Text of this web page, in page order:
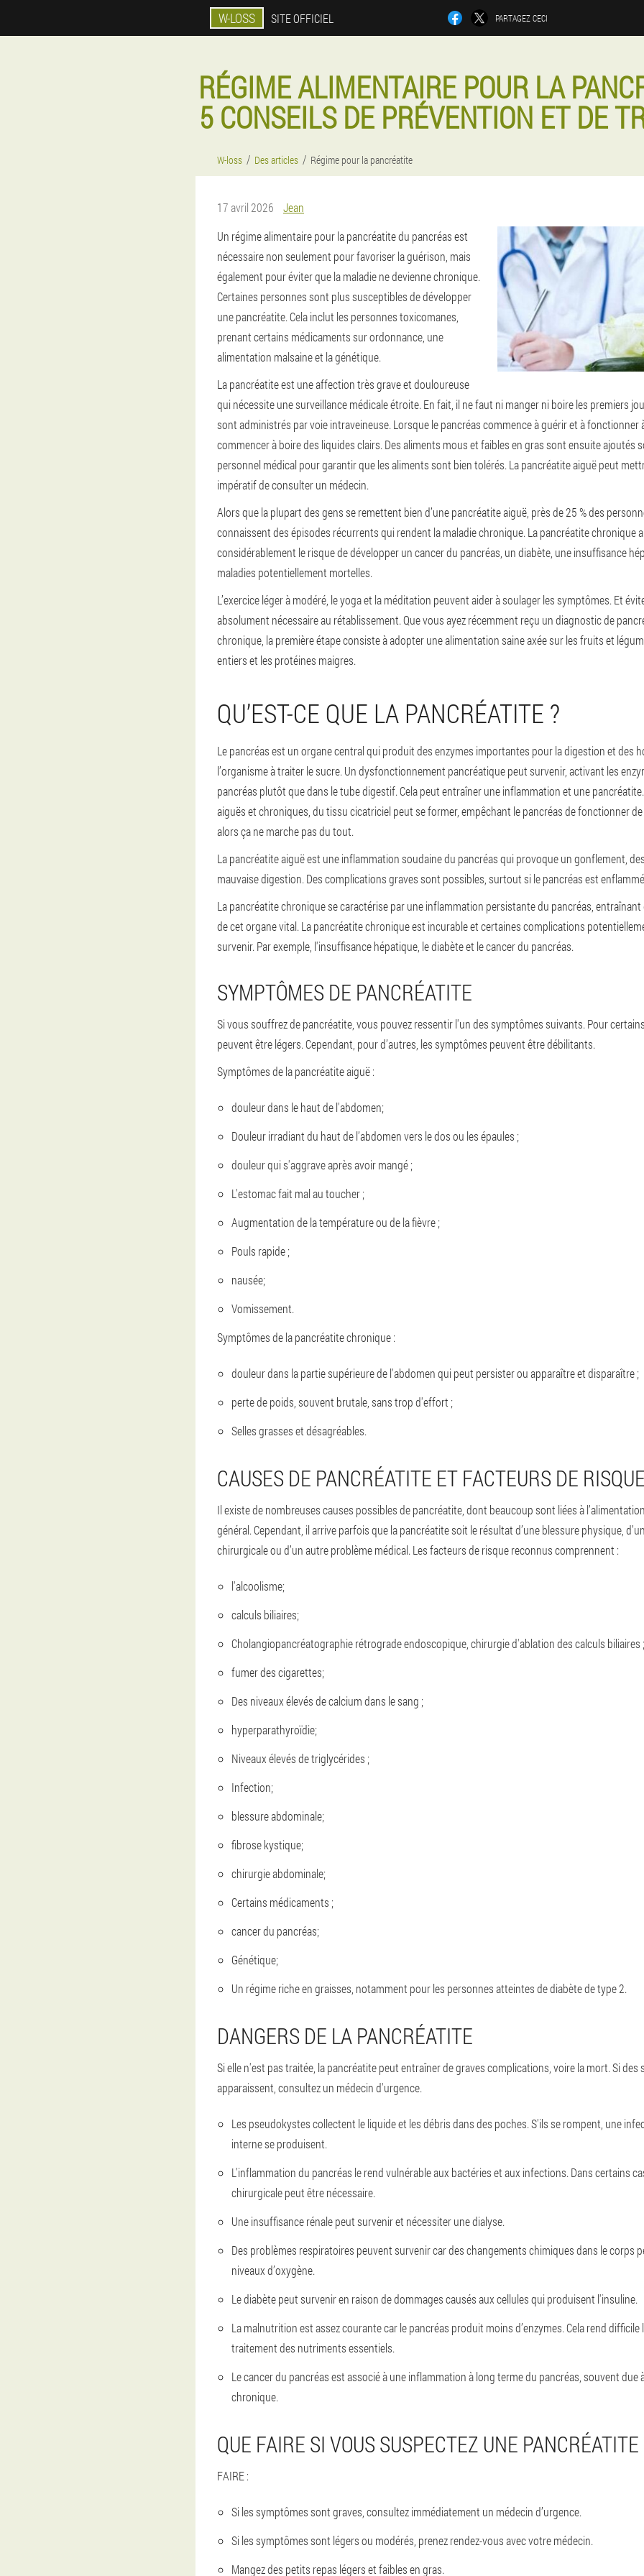
W-LOSS SITE OFFICIEL PARTAGEZ CECI
RÉGIME ALIMENTAIRE POUR LA
5 CONSEILS DE PRÉVENTION ET DE
W-loss Des articles Régime pour la pancréatite
17 avril 2026
Jean
Un régime alimentaire pour la pancréatite du pancréas est
nécessaire non seulement pour favoriser la guérison, mais
également pour éviter que la maladie ne devienne chronique.
Certaines personnes sont plus susceptibles de développer
une pancréatite. Cela inclut les personnes toxicomanes,
prenant certains médicaments sur ordonnance, une
alimentation malsaine et la génétique.
La pancréatite est une affection très grave et douloureuse
qui nécessite une surveillance médicale étroite. En fait, il ne faut ni manger ni boire les premiers
sont administrés par voie intraveineuse. Lorsque le pancréas commence à guérir et à fonctionner
commencer à boire des liquides clairs. Des aliments mous et faibles en gras sont ensuite ajoutés
personnel médical pour garantir que les aliments sont bien tolérés. La pancréatite aiguë peut
impératif de consulter un médecin.
Alors que la plupart des gens se remettent bien d’une pancréatite aiguë, près de 25 % des
connaissent des épisodes récurrents qui rendent la maladie chronique. La pancréatite chronique
considérablement le risque de développer un cancer du pancréas, un diabète, une insuffisance
maladies potentiellement mortelles.
L’exercice léger à modéré, le yoga et la méditation peuvent aider à soulager les symptômes. Et
absolument nécessaire au rétablissement. Que vous ayez récemment reçu un diagnostic de
chronique, la première étape consiste à adopter une alimentation saine axée sur les fruits et
entiers et les protéines maigres.
QU’EST-CE QUE LA PANCRÉATITE ?
Le pancréas est un organe central qui produit des enzymes importantes pour la digestion et des
l’organisme à traiter le sucre. Un dysfonctionnement pancréatique peut survenir, activant les
pancréas plutôt que dans le tube digestif. Cela peut entraîner une inflammation et une
aiguës et chroniques, du tissu cicatriciel peut se former, empêchant le pancréas de fonctionner
alors ça ne marche pas du tout.
La pancréatite aiguë est une inflammation soudaine du pancréas qui provoque un gonflement,
mauvaise digestion. Des complications graves sont possibles, surtout si le pancréas est
La pancréatite chronique se caractérise par une inflammation persistante du pancréas,
de cet organe vital. La pancréatite chronique est incurable et certaines complications
survenir. Par exemple, l'insuffisance hépatique, le diabète et le cancer du pancréas.
SYMPTÔMES DE PANCRÉATITE
Si vous souffrez de pancréatite, vous pouvez ressentir l'un des symptômes suivants. Pour
peuvent être légers. Cependant, pour d’autres, les symptômes peuvent être débilitants.
Symptômes de la pancréatite aiguë :
douleur dans le haut de l'abdomen;
Douleur irradiant du haut de l’abdomen vers le dos ou les épaules ;
douleur qui s'aggrave après avoir mangé ;
L'estomac fait mal au toucher ;
Augmentation de la température ou de la fièvre ;
Pouls rapide ;
nausée;
Vomissement.
Symptômes de la pancréatite chronique :
douleur dans la partie supérieure de l'abdomen qui peut persister ou apparaître et disparaître ;
perte de poids, souvent brutale, sans trop d'effort ;
Selles grasses et désagréables.
CAUSES DE PANCRÉATITE ET FACTEURS DE
Il existe de nombreuses causes possibles de pancréatite, dont beaucoup sont liées à
général. Cependant, il arrive parfois que la pancréatite soit le résultat d’une blessure physique,
chirurgicale ou d’un autre problème médical. Les facteurs de risque reconnus comprennent :
l'alcoolisme;
calculs biliaires;
Cholangiopancréatographie rétrograde endoscopique, chirurgie d'ablation des calculs biliaires ;
fumer des cigarettes;
Des niveaux élevés de calcium dans le sang ;
hyperparathyroïdie;
Niveaux élevés de triglycérides ;
Infection;
blessure abdominale;
fibrose kystique;
chirurgie abdominale;
Certains médicaments ;
cancer du pancréas;
Génétique;
Un régime riche en graisses, notamment pour les personnes atteintes de diabète de type 2.
DANGERS DE LA PANCRÉATITE
Si elle n'est pas traitée, la pancréatite peut entraîner de graves complications, voire la mort. Si des
apparaissent, consultez un médecin d'urgence.
Les pseudokystes collectent le liquide et les débris dans des poches. S'ils se rompent, une
interne se produisent.
L'inflammation du pancréas le rend vulnérable aux bactéries et aux infections. Dans certains
chirurgicale peut être nécessaire.
Une insuffisance rénale peut survenir et nécessiter une dialyse.
Des problèmes respiratoires peuvent survenir car des changements chimiques dans le corps
niveaux d’oxygène.
Le diabète peut survenir en raison de dommages causés aux cellules qui produisent l'insuline.
La malnutrition est assez courante car le pancréas produit moins d’enzymes. Cela rend
traitement des nutriments essentiels.
Le cancer du pancréas est associé à une inflammation à long terme du pancréas, souvent due
chronique.
QUE FAIRE SI VOUS SUSPECTEZ UNE PANCRÉATITE
FAIRE :
Si les symptômes sont graves, consultez immédiatement un médecin d’urgence.
Si les symptômes sont légers ou modérés, prenez rendez-vous avec votre médecin.
Mangez des petits repas légers et faibles en gras.